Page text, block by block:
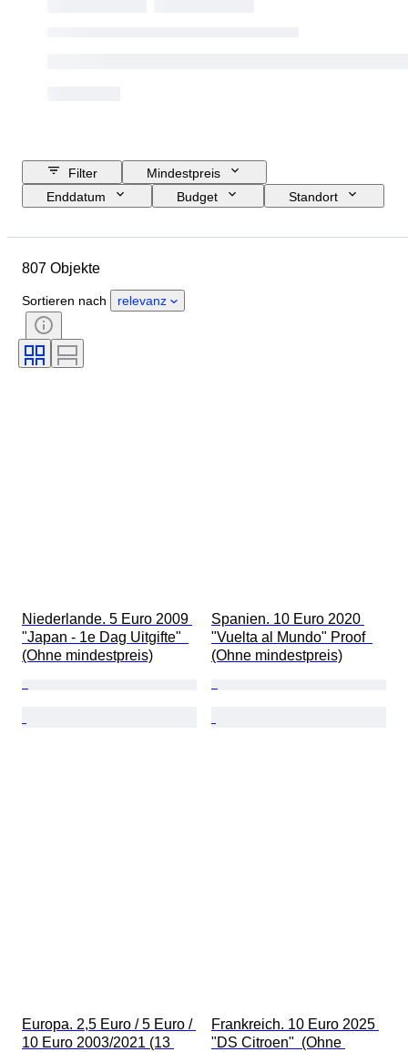
Filter
Mindestpreis
Enddatum
Budget
Standort
Währung
Art der Münze
807 Objekte
Sortieren nach relevanz
Niederlande. 5 Euro 2009
"Japan - 1e Dag Uitgifte"
(Ohne mindestpreis)
Spanien. 10 Euro 2020
"Vuelta al Mundo" Proof
(Ohne mindestpreis)
Europa. 2,5 Euro / 5 Euro /
10 Euro 2003/2021 (13
Frankreich. 10 Euro 2025
"DS Citroen"  (Ohne